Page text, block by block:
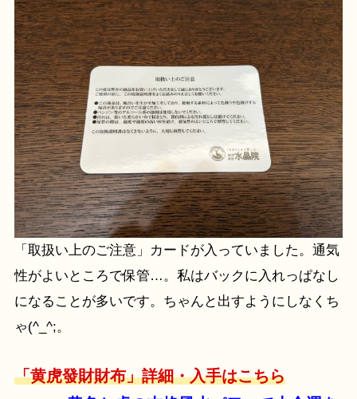
「取扱い上のご注意」カードが入っていました。通気
性がよいところで保管…。私はバックに入れっぱなし
になることが多いです。ちゃんと出すようにしなくち
ゃ(^_^;。
「黄虎發財財布」詳細・入手はこちら